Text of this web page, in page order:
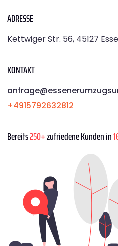
ADRESSE
Kettwiger Str. 56, 45127
KONTAKT
+4915792632812
Bereits250+zufriedene Kunden in